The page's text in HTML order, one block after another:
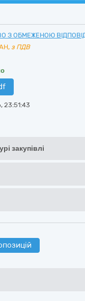
З ОБМЕЖЕНОЮ
з ПДВ
23:51:43
закупівлі